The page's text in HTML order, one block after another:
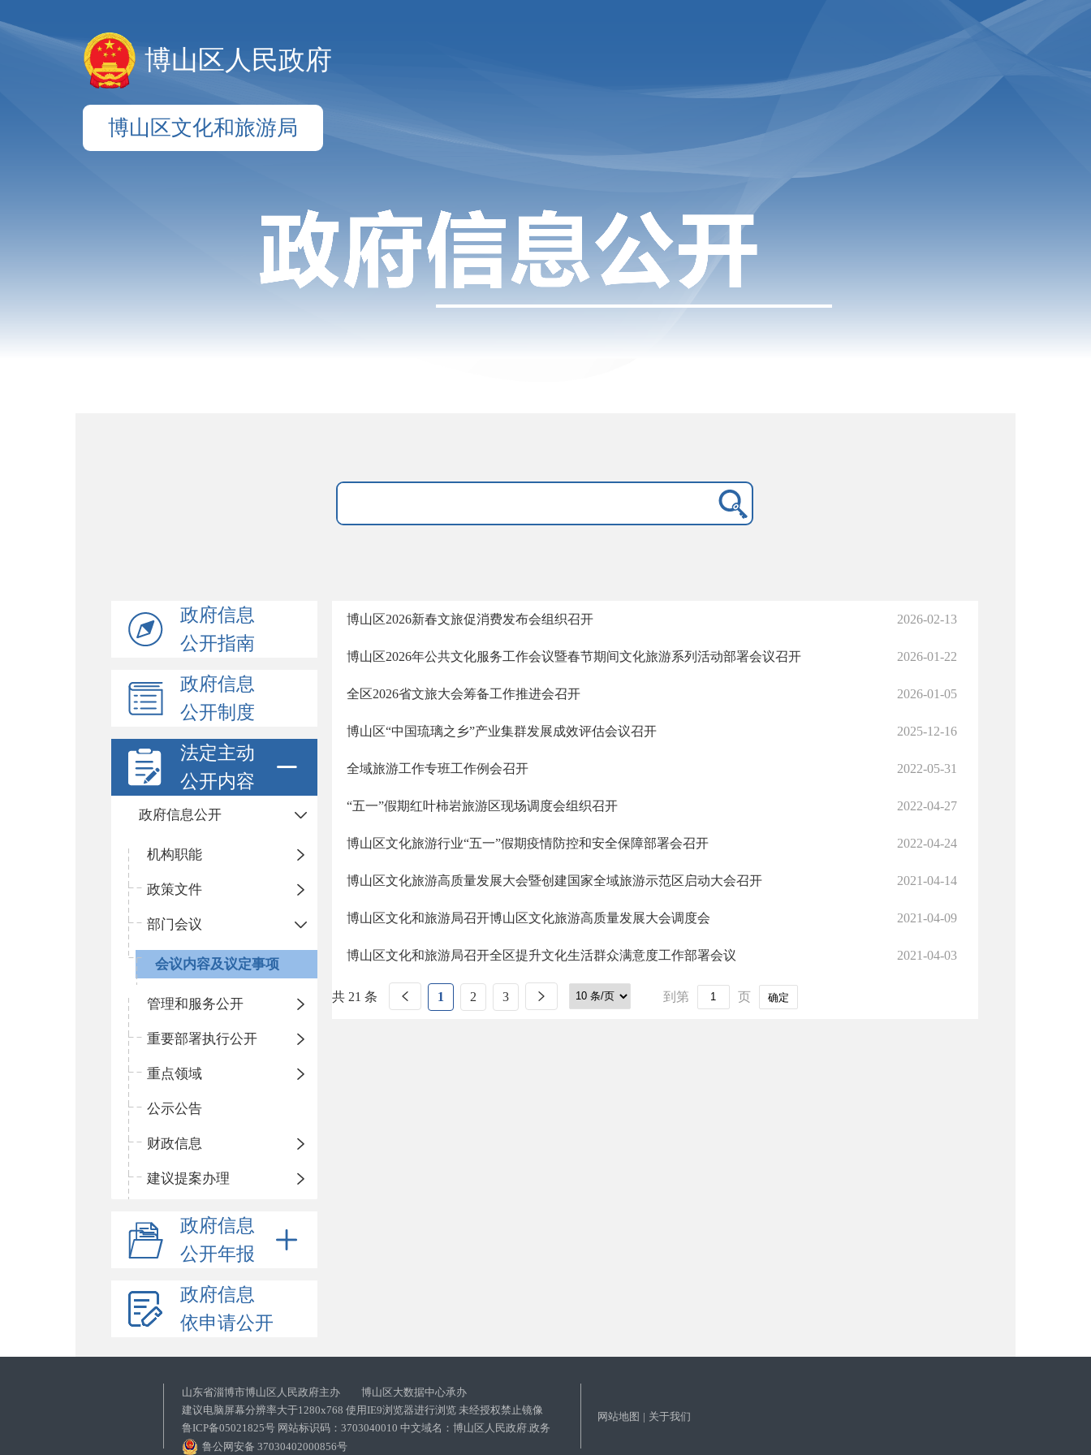
博山区人民政府
博山区文化和旅游局
政府信息
公开指南
政府信息
公开制度
法定主动
公开内容
政府信息公开
机构职能
政策文件
部门会议
会议内容及议定事项
管理和服务公开
重要部署执行公开
重点领域
公示公告
财政信息
建议提案办理
政府信息
公开年报
政府信息
依申请公开
博山区2026新春文旅促消费发布会组织召开 2026-02-13
博山区2026年公共文化服务工作会议暨春节期间文化旅游系列活动部署会议召开 2026-01-22
全区2026省文旅大会筹备工作推进会召开 2026-01-05
博山区“中国琉璃之乡”产业集群发展成效评估会议召开 2025-12-16
全域旅游工作专班工作例会召开 2022-05-31
“五一”假期红叶柿岩旅游区现场调度会组织召开 2022-04-27
博山区文化旅游行业“五一”假期疫情防控和安全保障部署会召开 2022-04-24
博山区文化旅游高质量发展大会暨创建国家全域旅游示范区启动大会召开 2021-04-14
博山区文化和旅游局召开博山区文化旅游高质量发展大会调度会 2021-04-09
博山区文化和旅游局召开全区提升文化生活群众满意度工作部署会议 2021-04-03
共 21 条 1 2 3 到第 页 确定
山东省淄博市博山区人民政府主办 博山区大数据中心承办
建议电脑屏幕分辨率大于1280x768 使用IE9浏览器进行浏览 未经授权禁止镜像
鲁ICP备05021825号 网站标识码：3703040010 中文域名：博山区人民政府.政务
鲁公网安备 37030402000856号
网站地图 | 关于我们